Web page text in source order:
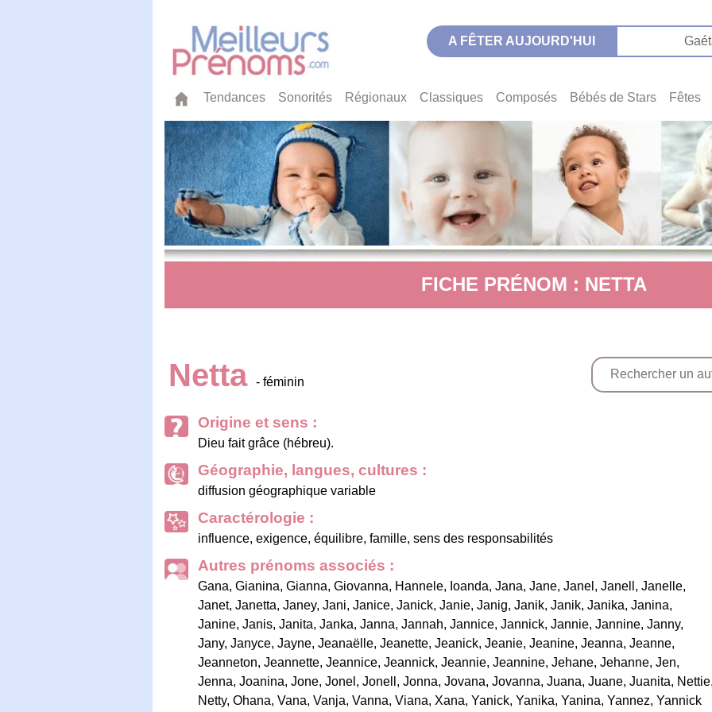
A FÊTER AUJOURD'HUI
Tendances Sonorités Régionaux Classiques Composés Bébés de Stars Fêtes
FICHE PRÉNOM : NETTA
Netta - féminin
Origine et sens :
Dieu fait grâce (hébreu).
Géographie, langues, cultures :
diffusion géographique variable
Caractérologie :
influence, exigence, équilibre, famille, sens des responsabilités
Autres prénoms associés :
Gana, Gianina, Gianna, Giovanna, Hannele, Ioanda, Jana, Jane, Janel , Janell , Janelle,
Janet, Janetta, Janey, Jani, Janice, Janick, Janie, Janig, Janik, Janik, Janika, Janina,
Janine, Janis, Janita, Janka, Janna, Jannah, Jannice, Jannick, Jannie, Jannine, Janny,
Jany, Janyce, Jayne, Jeanaëlle, Jeanette, Jeanick, Jeanie, Jeanine, Jeanna, Jeanne,
Jeanneton, Jeannette, Jeannice, Jeannick, Jeannie, Jeannine, Jehane, Jehanne, Jen,
Jenna, Joanina, Jone, Jonel , Jonell , Jonna, Jovana, Jovanna, Juana, Juane, Juanita, Nettie
Netty, Ohana, Vana, Vanja, Vanna, Viana, Xana, Yanick, Yanika, Yanina, Yannez, Yannick